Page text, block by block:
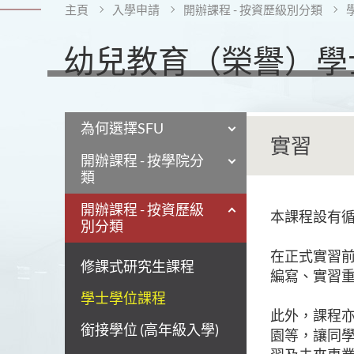
主頁 入學申請 開辦課程 - 按資歷級別分類
幼兒教育（榮譽）
為何選擇SFU
開辦課程 - 按學院分
類
開辦課程 - 按資歷級
別分類
修課式研究生課程
學士學位課程
銜接學位 (高年級入學)
實習
本課程設有
在正式實習
編寫、實習
此外，課程
園等，讓同